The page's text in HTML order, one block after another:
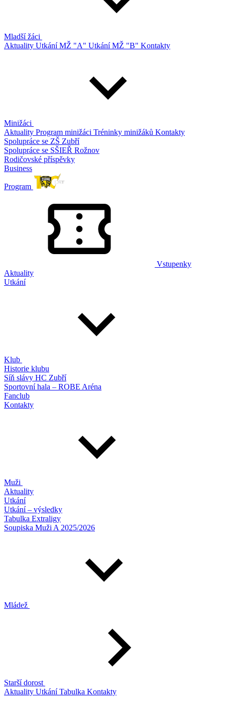
Mladší žáci
Aktuality Utkání MŽ "A" Utkání MŽ "B" Kontakty
Minižáci
Aktuality Program minižáci Tréninky minižáků Kontakty
Spolupráce se ZŠ Zubří
Spolupráce se SŠIEŘ Rožnov
Rodičovské příspěvky
Business
Program
Vstupenky
Aktuality
Utkání
Klub
Historie klubu
Síň slávy HC Zubří
Sportovní hala – ROBE Aréna
Fanclub
Kontakty
Muži
Aktuality
Utkání
Utkání – výsledky
Tabulka Extraligy
Soupiska Muži A 2025/2026
Mládež
Starší dorost
Aktuality UtkáníTabulka Kontakty